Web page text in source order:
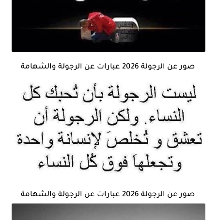
صور عن الرجولة 2026 عبارات عن الرجولة والشهامة
صور عن الرجولة 2026 عبارات عن الرجولة والشهامة